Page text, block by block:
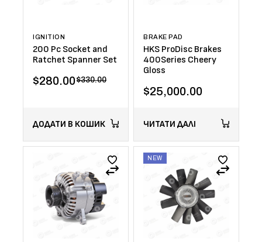
IGNITION
200 Pc Socket and
Ratchet Spanner Set
$330.00
$280.00
ДОДАТИ В КОШИК
BRAKE PAD
HKS ProDisc Brakes
400Series Cheery
Gloss
$25,000.00
ЧИТАТИ ДАЛІ
NEW